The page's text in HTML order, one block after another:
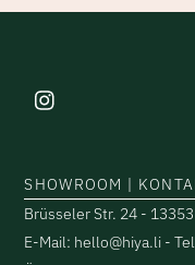
SHOWROOM |
Brüsseler Str. 24 -
E-Mail: hello@hiya.li -